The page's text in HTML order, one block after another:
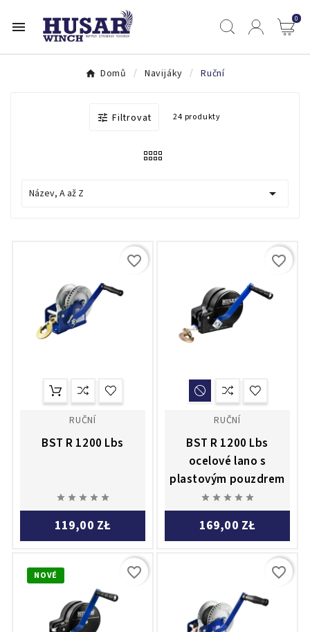
 0
Domů Navijáky Ruční
 Filtrovat 24 produkty
Název, A až Z 
RUČNÍ
BST R 1200 Lbs
    
119,00 ZŁ
favorite_border
RUČNÍ
BST R 1200 Lbs
ocelové lano s
plastovým pouzdrem
    
169,00 ZŁ
favorite_border
NOVÉ favorite_border favorite_border